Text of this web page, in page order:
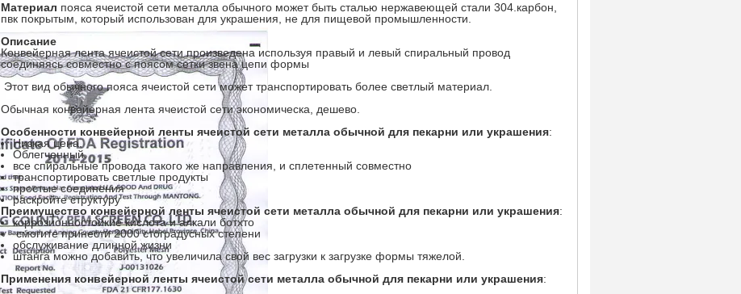
Материал пояса ячеистой сети металла обычного может быть сталью нержавеющей стали 304.карбон,
пвк покрытым, который использован для украшения, не для пищевой промышленности.
Описание
Конвейерная лента ячеистой сети произведена используя правый и левый спиральный провод
соединяясь совместно с поясом сетки звена цепи формы
Этот вид обычного пояса ячеистой сети может транспортировать более светлый материал.
Обычная конвейерная лента ячеистой сети экономическа, дешево.
Особенности конвейерной ленты ячеистой сети металла обычной для пекарни или украшения:
Низкая цена.
Облегченный.
все спиральные провода такого же направления, и сплетенный совместно
транспортировать светлые продукты
простые соединения
раскройте структуру
Преимущество конвейерной ленты ячеистой сети металла обычной для пекарни или украшения:
коррозионностойкие кислота и алкали ботхто
смогите принести 2000 стоградусных степени
обслуживание длинной жизни
штанга можно добавить, что увеличила свой вес загрузки к загрузке формы тяжелой.
Применения конвейерной ленты ячеистой сети металла обычной для пекарни или украшения: